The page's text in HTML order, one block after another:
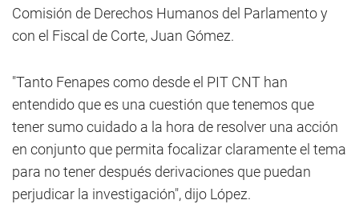
Comisión de Derechos Humanos del Parlamento y
con el Fiscal de Corte, Juan Gómez.
"Tanto Fenapes como desde el PIT CNT han
entendido que es una cuestión que tenemos que
tener sumo cuidado a la hora de resolver una acción
en conjunto que permita focalizar claramente el tema
para no tener después derivaciones que puedan
perjudicar la investigación", dijo López.